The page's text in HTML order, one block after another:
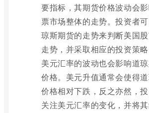
要指标，其期货价格波动会
票市场整体的走势。投资者
琼斯期货的走势来判断美国
走势，并采取相应的投资策略
美元汇率的波动也会影响道
价格。美元升值通常会使得
价格相对下跌，反之亦然，
关注美元汇率的变化，并将